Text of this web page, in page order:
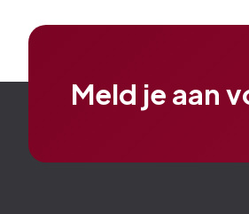
Meld je aan